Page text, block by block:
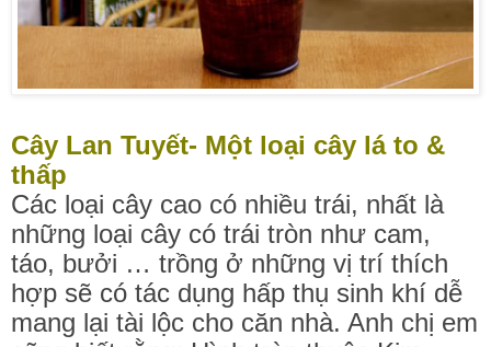
Cây Lan Tuyết- Một loại cây lá to &
thấp
Các loại cây cao có nhiều trái, nhất là
những loại cây có trái tròn như cam,
táo, bưởi … trồng ở những vị trí thích
hợp sẽ có tác dụng hấp thụ sinh khí dễ
mang lại tài lộc cho căn nhà. Anh chị em